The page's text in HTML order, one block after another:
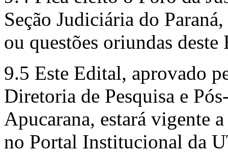
Seção Judiciária do
ou questões oriundas deste
9.5 Este Edital, aprovado
Diretoria de Pesquisa e
Apucarana, estará vigente
no Portal Institucional da